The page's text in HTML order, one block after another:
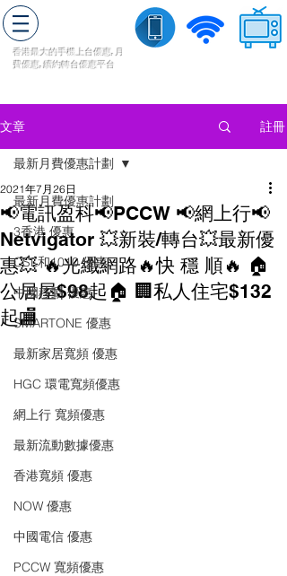
香港最大的手機上台優惠, 月
費優惠,續約轉台優惠平台
文章 註冊
最新月費優惠計劃
3香港 優惠
CSL和1010 優惠
中國移動 優惠
SMARTONE 優惠
最新家居寬頻 優惠
HGC 環電寬頻優惠
網上行 寬頻優惠
最新流動數據優惠
香港寬頻 優惠
NOW 優惠
中國電信 優惠
PCCW 寬頻優惠
最新月費優惠計劃
📢電訊盈科📢PCCW 📢網上行📢
Netvigator 💥新裝/轉台💥最新優
惠💥 🔥光纖網路🔥快 穩 順🔥 🏠
公居屋$98起🏠 🏢私人住宅$132
起🏬
2021年7月26日